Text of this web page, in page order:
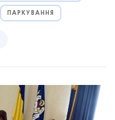
ПАРКУВАННЯ